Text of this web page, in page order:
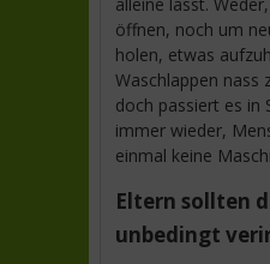
alleine lässt.
öffnen, noch um
holen, etwas
Waschlappen nass
doch passiert es in
immer wieder,
einmal keine
Eltern sollten
unbedingt